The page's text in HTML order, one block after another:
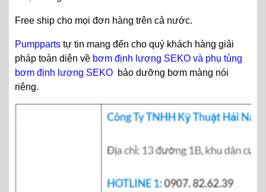
Free ship cho mọi đơn hàng trên cả nước.
Pumpparts tự tin mang đến cho quý khách hàng giải
pháp toàn diện về bơm định lượng SEKO và phụ tùng
bơm định lượng SEKO bảo dưỡng bơm màng nói
riêng.